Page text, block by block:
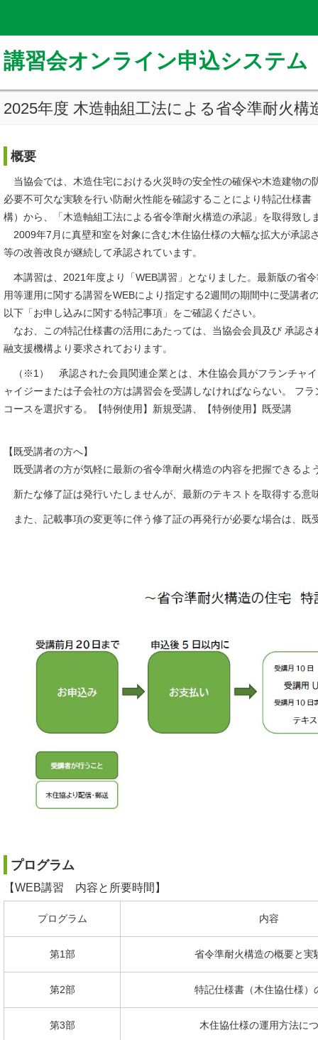
講習会オンライン申込システム
2025年度 木造軸組工法による省令準耐火
概要
当協会では、木造住宅における火災時の安全性の確保や木造建物
必要不可欠な実験を行い防耐火性能を確認することにより特記仕様
構）から、「木造軸組工法による省令準耐火構造の承認」を取得致し
2009年7月に真壁和室を対象に含む木住協仕様の大幅な拡大が承認
等の改善改良が継続して承認されています。
本講習は、2021年度より「WEB講習」となりました。最新版の省
用等運用に関する講習をWEBにより指定する2週間の期間中に受講
以下「お申し込みに関する特記事項」をご確認ください。
なお、この特記仕様書の活用にあたっては、当協会会員及び 承認
融支援機構より要求されております。
（※1） 承認された会員関連企業とは、木住協会員がフランチャイ
ャイジーまたは子会社の方は講習会を受講しなければならない。 フ
コースを選択する。【特例使用】新規受講、【特例使用】既受講
【既受講者の方へ】
既受講者の方が気軽に最新の省令準耐火構造の内容を把握できる
新たな修了証は発行いたしませんが、最新のテキストを取得する意
また、記載事項の変更等に伴う修了証の再発行が必要な場合は、既
プログラム
【WEB講習 内容と所要時間】
プログラム 内容
第1部 省令準耐火構造の概要と実
第2部 特記仕様書（木住協仕様）
第3部 木住協仕様の運用方法に